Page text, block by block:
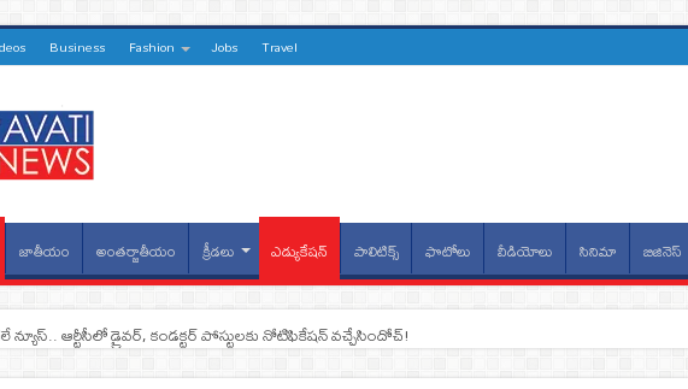
Business Fashion Jobs Travel
జాతీయం అంతర్జాతీయం క్రీడలు ఎడ్యుకేషన్ పాలిటిక్స్ ఫొటోలు వీడియోలు సినిమా బిజినెస్
న్యూస్.. ఆర్టీసీలో డ్రైవర్, కండక్టర్‌ పోస్టులకు నోటిఫికేషన్‌ వచ్చేసిందోచ్‌!